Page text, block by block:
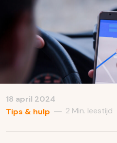
18 april 2024
Tips & hulp — 2 Min. leestijd